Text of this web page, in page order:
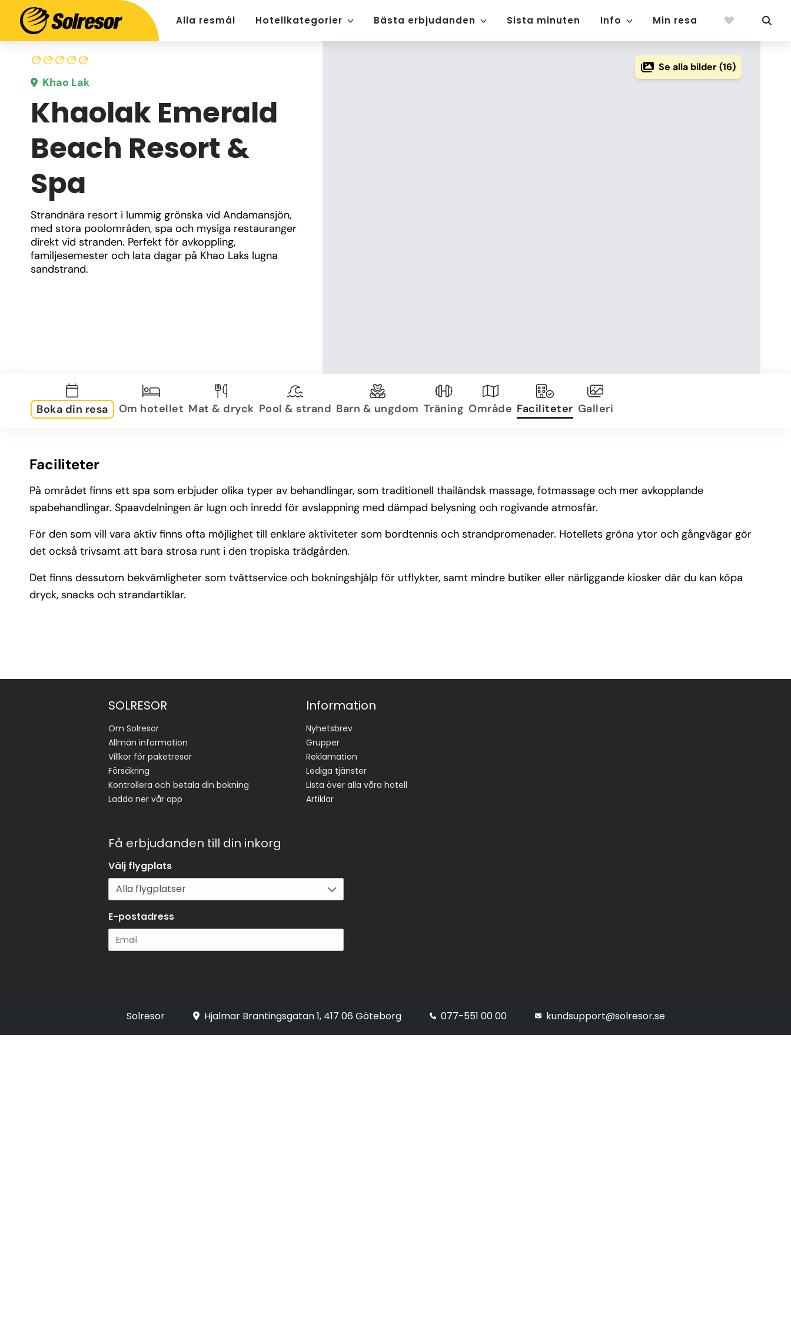
Alla resmål Hotellkategorier Bästa erbjudanden Sista minuten Info Min resa
Khao Lak
Khaolak Emerald
Beach Resort &
Spa
Strandnära resort i lummig grönska vid Andamansjön,
med stora poolområden, spa och mysiga restauranger
direkt vid stranden. Perfekt för avkoppling,
familjesemester och lata dagar på Khao Laks lugna
sandstrand.
Se alla bilder (16)
Boka din resa Om hotellet Mat & dryck Pool & strand Barn & ungdom Träning Område Faciliteter Galleri
Faciliteter
På området finns ett spa som erbjuder olika typer av behandlingar, som traditionell thailändsk massage, fotmassage och mer avkopplande
spabehandlingar. Spaavdelningen är lugn och inredd för avslappning med dämpad belysning och rogivande atmosfär.
För den som vill vara aktiv finns ofta möjlighet till enklare aktiviteter som bordtennis och strandpromenader. Hotellets gröna ytor och gångvägar gör
det också trivsamt att bara strosa runt i den tropiska trädgården.
Det finns dessutom bekvämligheter som tvättservice och bokningshjälp för utflykter, samt mindre butiker eller närliggande kiosker där du kan köpa
dryck, snacks och strandartiklar.
SOLRESOR
Om Solresor
Allmän information
Villkor för paketresor
Försäkring
Kontrollera och betala din bokning
Ladda ner vår app
Information
Nyhetsbrev
Grupper
Reklamation
Lediga tjänster
Lista över alla våra hotell
Artiklar
Få erbjudanden till din inkorg
Välj flygplats
E-postadress
Solresor Hjalmar Brantingsgatan 1, 417 06 Göteborg 077-551 00 00 kundsupport@solresor.se